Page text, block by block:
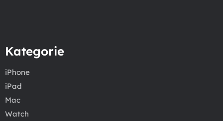
Kategorie
iPhone
iPad
Mac
Watch